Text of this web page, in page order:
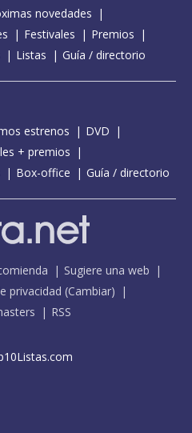
novedades
Festivales
Premios
Listas Guía / directorio
estrenos
DVD
+ premios
Box-office Guía / directorio
Sugiere una web
privacidad (Cambiar)
RSS